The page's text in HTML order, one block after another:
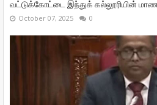
வட்டுக்கோட்டை இந்துக் கல்லூரியின் மாணவர்
October 07, 2025 0